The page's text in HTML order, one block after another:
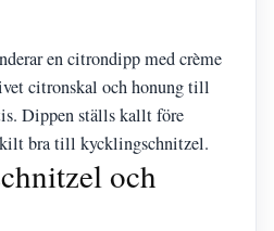
en citrondipp med crème
citronskal och honung till
Dippen ställs kallt före
bra till kycklingschnitzel.
och